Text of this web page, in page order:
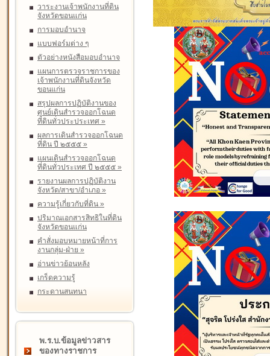
วาระงานเจ้าพนักงานที่ดิน
จังหวัดขอนแก่น
การมอบอำนาจ
แบบฟอร์มต่าง ๆ
ตัวอย่างหนังสือมอบอำนาจ
แผนการตรวจราชการของ
เจ้าพนักงานที่ดินจังหวัด
ขอนแก่น
สรุปผลการปฏิบัติงานของ
ศูนย์เดินสำรวจออกโฉนด
ที่ดินทั่วประประเทศ »
ผลการเดินสำรวจออกโฉนด
ที่ดิน ปี ๒๕๕๕ »
แผนเดินสำรวจออกโฉนด
ที่ดินทั่วประเทศ ปี ๒๕๕๕ »
รายงานผลการปฏิบัติงาน
จังหวัด/สาขา/อำเภอ »
ความรู้เกี่ยวกับที่ดิน »
ปริมาณเอกสารสิทธิในที่ดิน
จังหวัดขอนแก่น
คำสั่งมอบหมายหน้าที่การ
งานกลุ่ม-ฝ่าย »
อ่านข่าวย้อนหลัง
เกร็ดความรู้
กระดานสนทนา
พ.ร.บ.ข้อมูลข่าวสาร
ของทางราชการ